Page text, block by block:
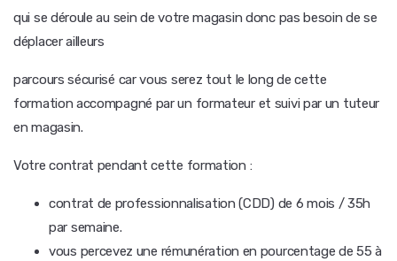
qui se déroule au sein de votre magasin donc pas besoin de se
déplacer ailleurs
parcours sécurisé car vous serez tout le long de cette
formation accompagné par un formateur et suivi par un tuteur
en magasin.
Votre contrat pendant cette formation :
contrat de professionnalisation (CDD) de 6 mois / 35h
par semaine.
vous percevez une rémunération en pourcentage de 55 à